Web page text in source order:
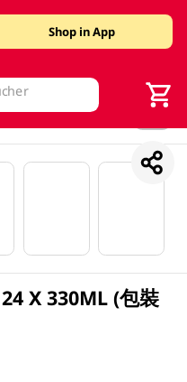
Shop in App
X 330ML (包裝